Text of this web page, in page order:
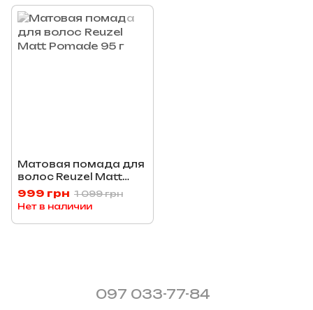
Матовая помада для
волос Reuzel Matt
Pomade 95 г
999 грн 1 099 грн
Нет в наличии
097 033-77-84